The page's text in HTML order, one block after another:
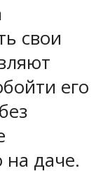
свои
его
на даче.